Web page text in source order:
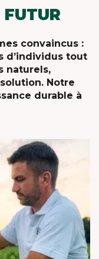
convaincus :
d’individus tout
naturels,
Notre
durable à